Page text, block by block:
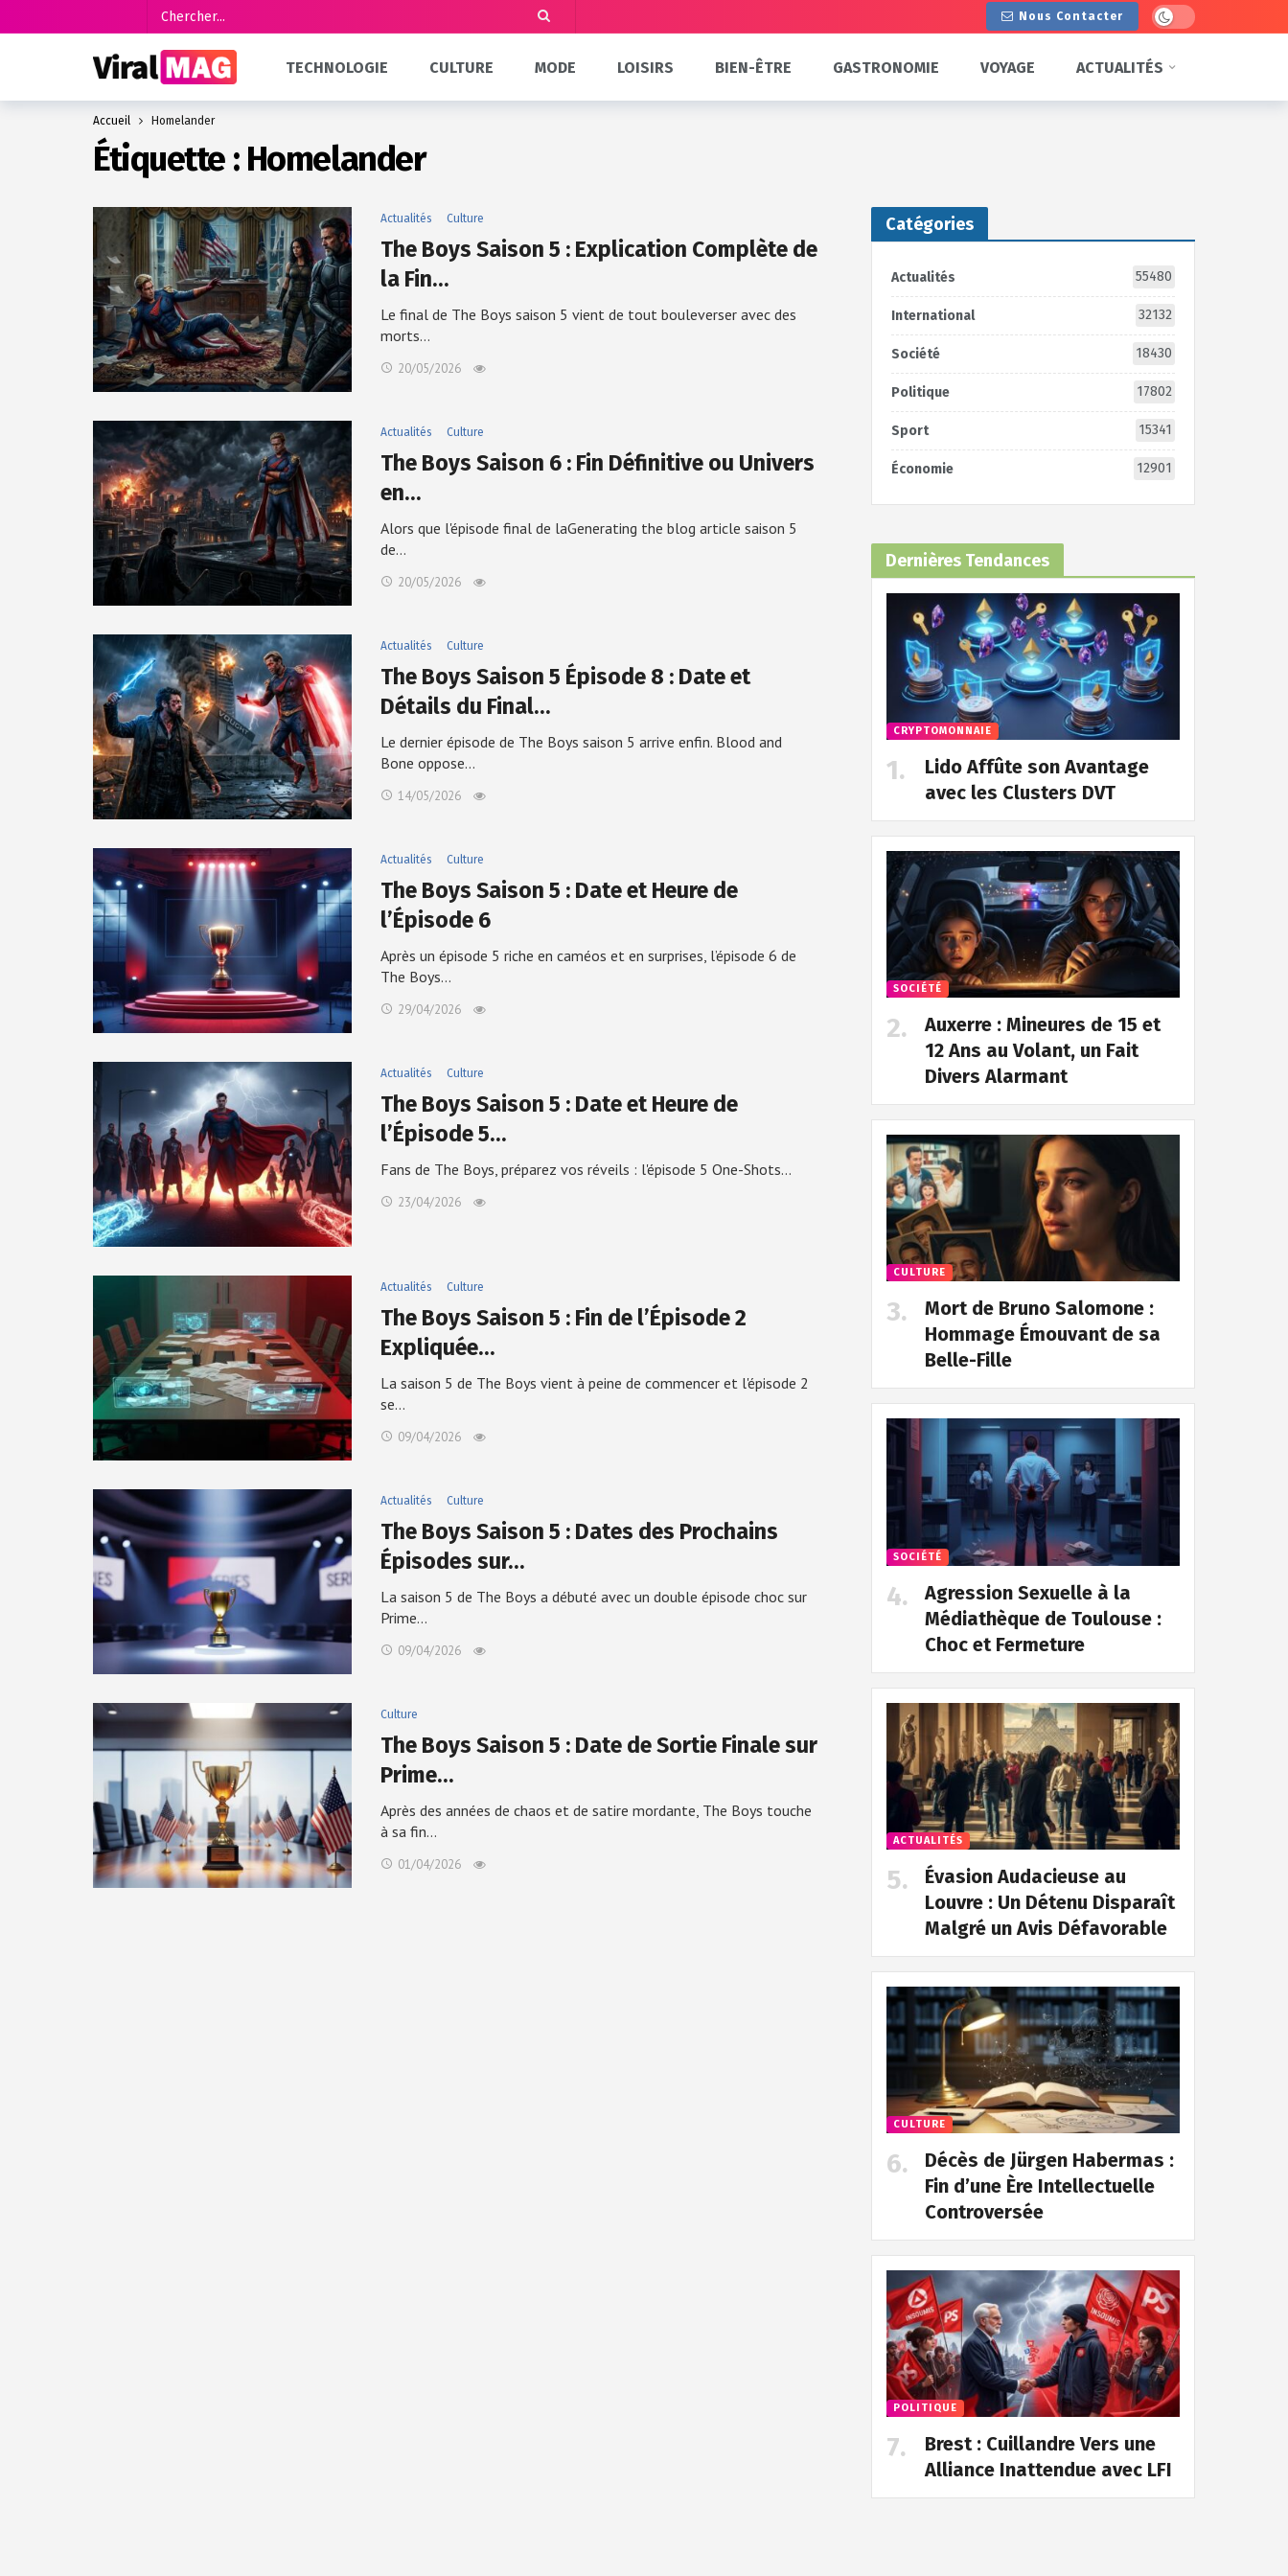
Nous Contacter Dark mode
TECHNOLOGIE CULTURE MODE LOISIRS BIEN-ÊTRE GASTRONOMIE VOYAGE ACTUALITÉS
Accueil Homelander
Étiquette : Homelander
Actualités Culture
The Boys Saison 5 : Explication Complète de
la Fin…
Le final de The Boys saison 5 vient de tout bouleverser avec des
morts…
20/05/2026
Actualités Culture
The Boys Saison 6 : Fin Définitive ou Univers
en…
Alors que l'épisode final de laGenerating the blog article saison 5
de…
20/05/2026
Actualités Culture
The Boys Saison 5 Épisode 8 : Date et
Détails du Final…
Le dernier épisode de The Boys saison 5 arrive enfin. Blood and
Bone oppose…
14/05/2026
Actualités Culture
The Boys Saison 5 : Date et Heure de
l’Épisode 6
Après un épisode 5 riche en caméos et en surprises, l’épisode 6 de
The Boys…
29/04/2026
Actualités Culture
The Boys Saison 5 : Date et Heure de
l’Épisode 5…
Fans de The Boys, préparez vos réveils : l'épisode 5 One-Shots…
23/04/2026
Actualités Culture
The Boys Saison 5 : Fin de l’Épisode 2
Expliquée…
La saison 5 de The Boys vient à peine de commencer et l'épisode 2
se…
09/04/2026
Actualités Culture
The Boys Saison 5 : Dates des Prochains
Épisodes sur…
La saison 5 de The Boys a débuté avec un double épisode choc sur
Prime…
09/04/2026
Culture
The Boys Saison 5 : Date de Sortie Finale sur
Prime…
Après des années de chaos et de satire mordante, The Boys touche
à sa fin…
01/04/2026
Catégories
Actualités 55480
International 32132
Société 18430
Politique 17802
Sport 15341
Économie 12901
Dernières Tendances
CRYPTOMONNAIE
Lido Affûte son Avantage
avec les Clusters DVT
SOCIÉTÉ
Auxerre : Mineures de 15 et
12 Ans au Volant, un Fait
Divers Alarmant
CULTURE
Mort de Bruno Salomone :
Hommage Émouvant de sa
Belle-Fille
SOCIÉTÉ
Agression Sexuelle à la
Médiathèque de Toulouse :
Choc et Fermeture
ACTUALITÉS
Évasion Audacieuse au
Louvre : Un Détenu Disparaît
Malgré un Avis Défavorable
CULTURE
Décès de Jürgen Habermas :
Fin d’une Ère Intellectuelle
Controversée
POLITIQUE
Brest : Cuillandre Vers une
Alliance Inattendue avec LFI